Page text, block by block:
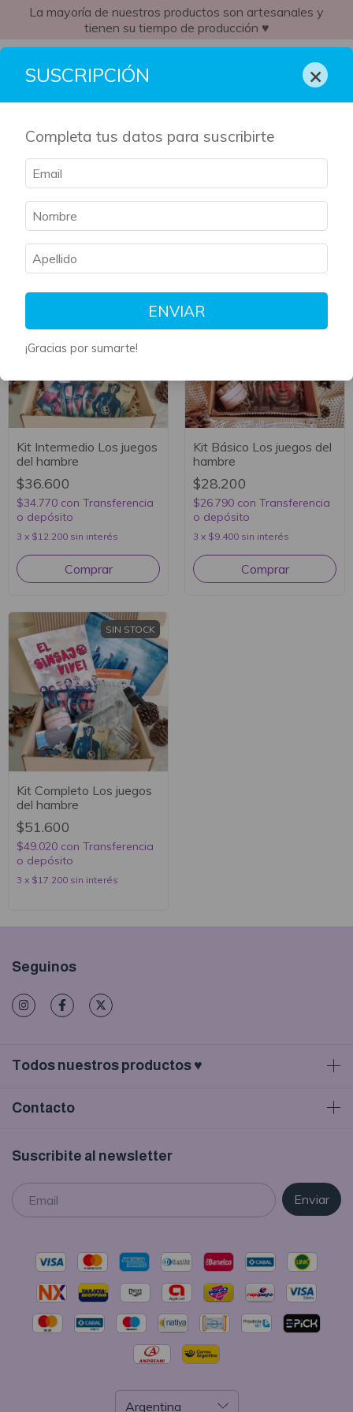
La mayoría de nuestros productos son artesanales y
tienen su tiempo de producción ♥
Inicio
Los Juegos del Hambre
Ordenar
Filtrar
Kit Intermedio Los juegos
del hambre
$36.600
$34.770 con Transferencia
o depósito
3 x $12.200 sin interés
Kit Básico Los juegos del
hambre
$28.200
$26.790 con Transferencia
o depósito
3 x $9.400 sin interés
SIN STOCK
Kit Completo Los juegos
del hambre
$51.600
$49.020 con Transferencia
o depósito
3 x $17.200 sin interés
Seguinos
Todos nuestros productos ♥
Contacto
Suscribite al newsletter
SUSCRIPCIÓN ×
Completa tus datos para suscribirte
ENVIAR
¡Gracias por sumarte!